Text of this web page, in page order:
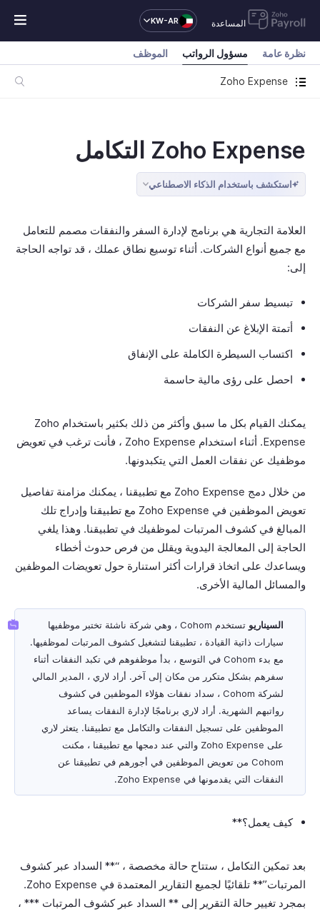
المساعدة KW-AR
Zoho Expense
نظرة عامة مسؤول الرواتب الموظف
Zoho Expense التكامل
استكشف باستخدام الذكاء الاصطناعي
العلامة التجارية هي برنامج لإدارة السفر والنفقات مصمم للتعامل
مع جميع أنواع الشركات. أثناء توسيع نطاق عملك ، قد تواجه الحاجة
إلى:
تبسيط سفر الشركات
أتمتة الإبلاغ عن النفقات
اكتساب السيطرة الكاملة على الإنفاق
احصل على رؤى مالية حاسمة
يمكنك القيام بكل ما سبق وأكثر من ذلك بكثير باستخدام Zoho
Expense. أثناء استخدام Zoho Expense ، فأنت ترغب في تعويض
موظفيك عن نفقات العمل التي يتكبدونها.
من خلال دمج Zoho Expense مع تطبيقنا ، يمكنك مزامنة تفاصيل
تعويض الموظفين في Zoho Expense مع تطبيقنا وإدراج تلك
المبالغ في كشوف المرتبات لموظفيك في تطبيقنا. وهذا يلغي
الحاجة إلى المعالجة اليدوية ويقلل من فرص حدوث أخطاء
ويساعدك على اتخاذ قرارات أكثر استنارة حول تعويضات الموظفين
والمسائل المالية الأخرى.
السيناريو
تستخدم Cohom ، وهي شركة ناشئة تختبر موظفيها
سيارات ذاتية القيادة ، تطبيقنا لتشغيل كشوف المرتبات لموظفيها.
مع بدء Cohom في التوسع ، بدأ موظفوهم في تكبد النفقات أثناء
سفرهم بشكل متكرر من مكان إلى آخر. أراد لاري ، المدير المالي
لشركة Cohom ، سداد نفقات هؤلاء الموظفين في كشوف
رواتبهم الشهرية. أراد لاري برنامجًا لإدارة النفقات يساعد
الموظفين على تسجيل النفقات والتكامل مع تطبيقنا. يتعثر لاري
على Zoho Expense والتي عند دمجها مع تطبيقنا ، مكنت
Cohom من تعويض الموظفين في أجورهم في تطبيقنا عن
النفقات التي يقدمونها في Zoho Expense.
كيف يعمل؟**
بعد تمكين التكامل ، ستتاح حالة مخصصة ، “** السداد عبر كشوف
المرتبات”** تلقائيًا لجميع التقارير المعتمدة في Zoho Expense.
بمجرد تغيير حالة التقرير إلى ** السداد عبر كشوف المرتبات *** ،